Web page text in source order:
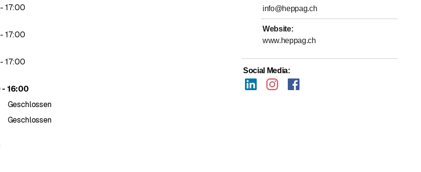
- bis
17:00
- bis
17:00
- bis
17:00
- bis
16:00
Geschlossen
Geschlossen
info@heppag.ch
Website:
www.heppag.ch
Social Media: